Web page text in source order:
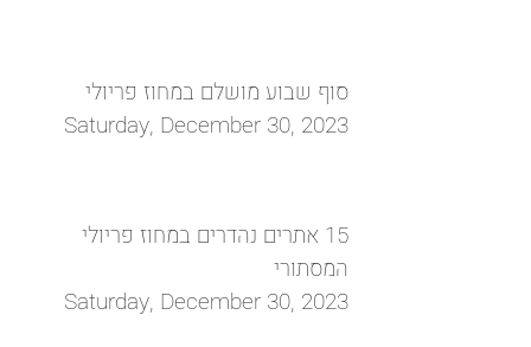
סוף שבוע מושלם במחוז פריולי
Saturday, December 30, 2023
15 אתרים נהדרים במחוז פריולי
המסתורי
Saturday, December 30, 2023